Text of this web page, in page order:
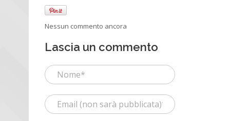
Nessun commento ancora
Lascia un commento